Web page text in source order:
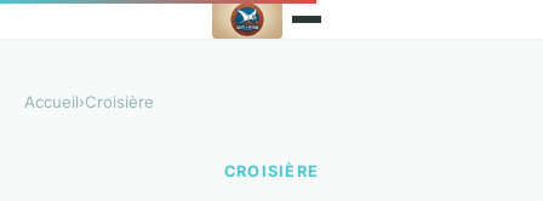
Accueil›Croisière
CROISIÈRE